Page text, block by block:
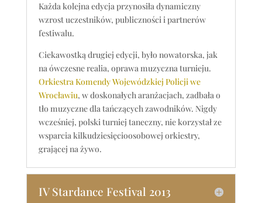
Każda kolejna edycja przynosiła dynamiczny
wzrost uczestników, publiczności i partnerów
festiwalu.
Ciekawostką drugiej edycji, było nowatorska, jak
na ówczesne realia, oprawa muzyczna turnieju.
Orkiestra Komendy Wojewódzkiej Policji we
Wrocławiu, w doskonałych aranżacjach, zadbała o
tło muzyczne dla tańczących zawodników. Nigdy
wcześniej, polski turniej taneczny, nie korzystał ze
wsparcia kilkudziesięcioosobowej orkiestry,
grającej na żywo.
IV Stardance Festival 2013